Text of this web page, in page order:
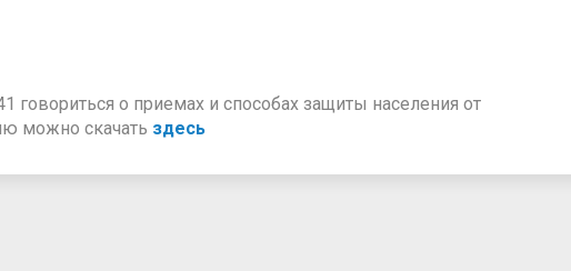
говориться о приемах и способах защиты населения от
можно скачать здесь